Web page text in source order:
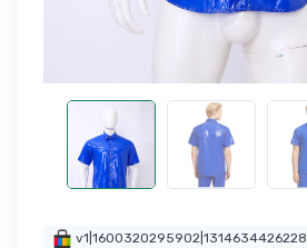
v1|1600320295902|1314634426228